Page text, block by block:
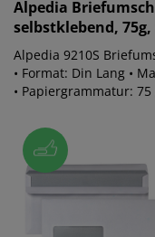
Alpedia
selbstklebend,
Alpedia 9210S
• Format: Din Lang •
• Papiergrammatur: